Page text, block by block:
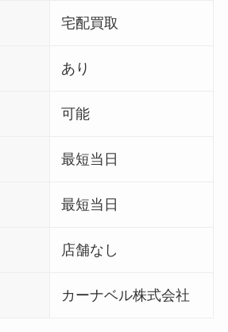
宅配買取
あり
可能
最短当日
最短当日
店舗なし
カーナベル株式会社